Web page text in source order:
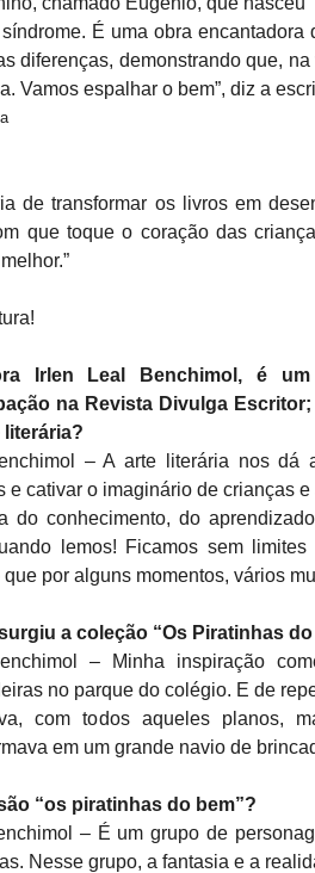
É uma obra
diferenças, demonstrando que,
Vamos espalhar o bem”, diz a
de transformar os livros em
que toque o coração das
Irlen Leal Benchimol, é
na Revista Divulga
literária?
– A arte literária nos dá
e cativar o imaginário de crianças
do conhecimento, do
lemos! Ficamos sem
que por alguns momentos, vários
a coleção “Os Piratinhas do
– Minha inspiração
no parque do colégio. E de
com todos aqueles planos,
em um grande navio de
“os piratinhas do bem”?
– É um grupo de
Nesse grupo, a fantasia e a